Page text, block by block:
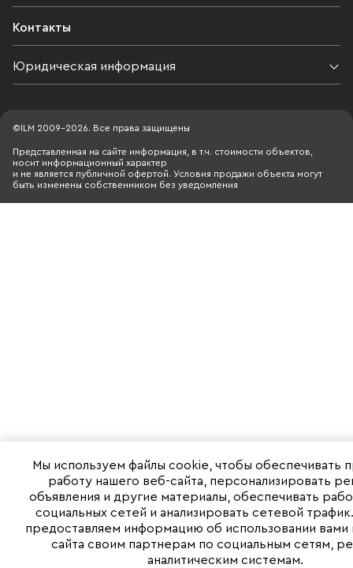
Контакты
Юридическая информация
©ILM 2009-2026. Все права защищены
Представленная на сайте информация, в т.ч. стоимости объектов,
носит информационный характер
и не является публичной офертой. Условия продажи объекта могут
быть изменены собственником без уведомления
Мы используем файлы cookie, чтобы обеспечивать
работу нашего веб-сайта, персонализировать
объявления и другие материалы, обеспечивать
социальных сетей и анализировать сетевой
предоставляем информацию об использовании вами
сайта своим партнерам по социальным сетям,
аналитическим системам.